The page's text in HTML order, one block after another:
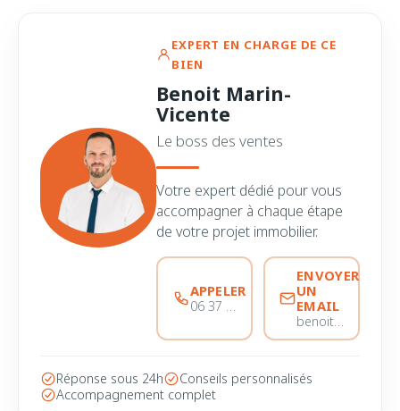
EXPERT EN CHARGE DE CE
BIEN
Benoit Marin-
Vicente
Le boss des ventes
Votre expert dédié pour vous
accompagner à chaque étape
de votre projet immobilier.
APPELER
06 37 56 68 51
ENVOYER
UN
EMAIL
benoitmarinvicente@immobiliere-pujol.fr
Réponse sous 24h
Conseils personnalisés
Accompagnement complet